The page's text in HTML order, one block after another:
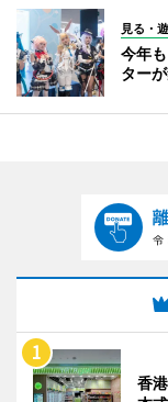
見る・
今年
ター
香